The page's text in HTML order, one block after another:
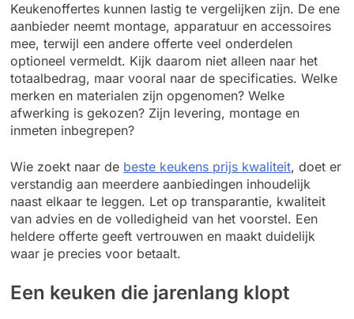
Keukenoffertes kunnen lastig te vergelijken zijn. De ene
aanbieder neemt montage, apparatuur en accessoires
mee, terwijl een andere offerte veel onderdelen
optioneel vermeldt. Kijk daarom niet alleen naar het
totaalbedrag, maar vooral naar de specificaties. Welke
merken en materialen zijn opgenomen? Welke
afwerking is gekozen? Zijn levering, montage en
inmeten inbegrepen?
Wie zoekt naar de beste keukens prijs kwaliteit, doet er
verstandig aan meerdere aanbiedingen inhoudelijk
naast elkaar te leggen. Let op transparantie, kwaliteit
van advies en de volledigheid van het voorstel. Een
heldere offerte geeft vertrouwen en maakt duidelijk
waar je precies voor betaalt.
Een keuken die jarenlang klopt